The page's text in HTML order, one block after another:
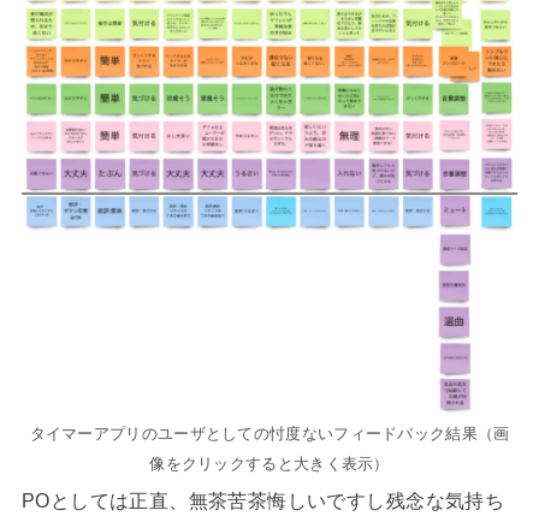
タイマーアプリのユーザとしての忖度ないフィードバック結果（画
像をクリックすると大きく表示）
POとしては正直、無茶苦茶悔しいですし残念な気持ち